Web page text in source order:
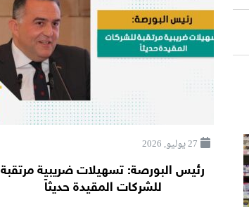
27 يوليو, 2026
رئيس البورصة: تسهيلات ضريبية مرتقبة
للشركات المقيدة حديثاً